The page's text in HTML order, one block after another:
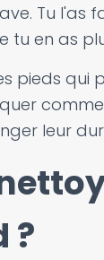
Tu l'as
tu en as
pieds qui
leur
?